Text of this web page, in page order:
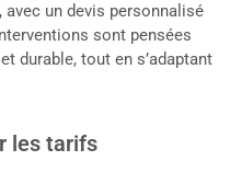
un devis personnalisé
sont pensées
durable, tout en s’adaptant
les tarifs